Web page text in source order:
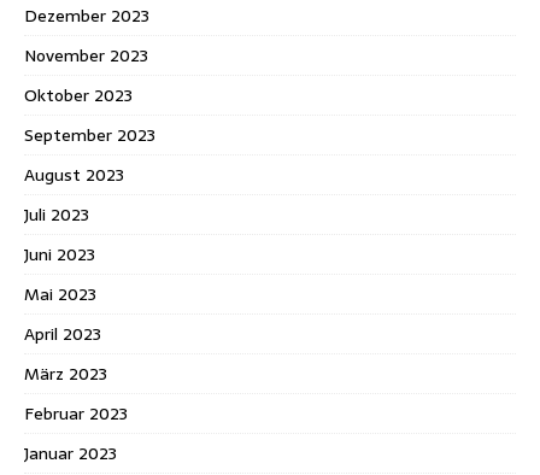
Dezember 2023
November 2023
Oktober 2023
September 2023
August 2023
Juli 2023
Juni 2023
Mai 2023
April 2023
März 2023
Februar 2023
Januar 2023